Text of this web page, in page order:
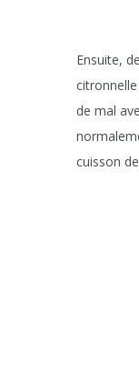
Ensuite,
citronnelle
de mal
cuisson